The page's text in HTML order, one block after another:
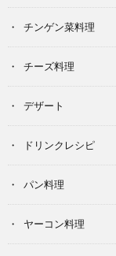
チンゲン菜料理
チーズ料理
デザート
ドリンクレシピ
パン料理
ヤーコン料理